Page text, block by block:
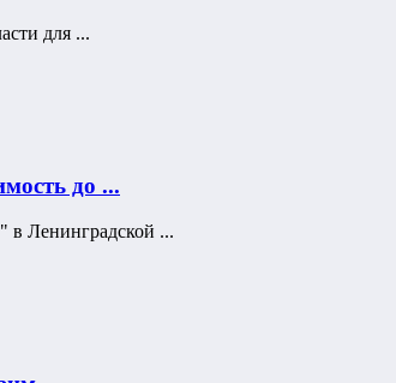
для ...
до ...
в Ленинградской ...